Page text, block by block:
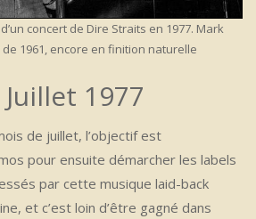
concert de Dire Straits en 1977. Mark
1961, encore en finition naturelle
1977
de juillet, l’objectif est
pour ensuite démarcher les labels
par cette musique laid-back
et c’est loin d’être gagné dans